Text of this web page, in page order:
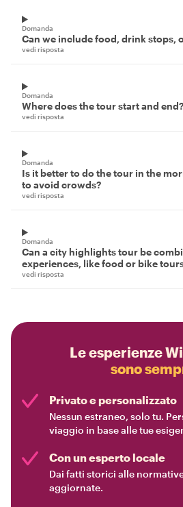
Domanda
Can we include food, drink stops,
vedi risposta
Domanda
Where does the tour start and end?
vedi risposta
Domanda
Is it better to do the tour in the
to avoid crowds?
vedi risposta
Domanda
Can a city highlights tour be
experiences, like food or bike
vedi risposta
Le esperienze
sono
Privato e personalizzato
Nessun estraneo, solo tu.
viaggio in base alle tue
Con un esperto locale
Dai fatti storici alle
aggiornate.